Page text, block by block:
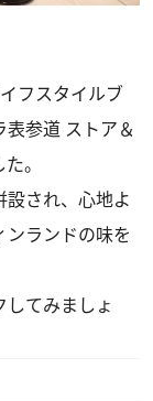
フスタイルブ
参道 ストア＆
。
され、心地よ
ランドの味を
てみましょ